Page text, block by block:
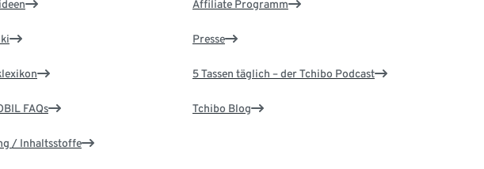
FAQs
/ Inhaltsstoffe
Affiliate Programm
Presse
5 Tassen täglich – der Tchibo Podcast
Tchibo Blog